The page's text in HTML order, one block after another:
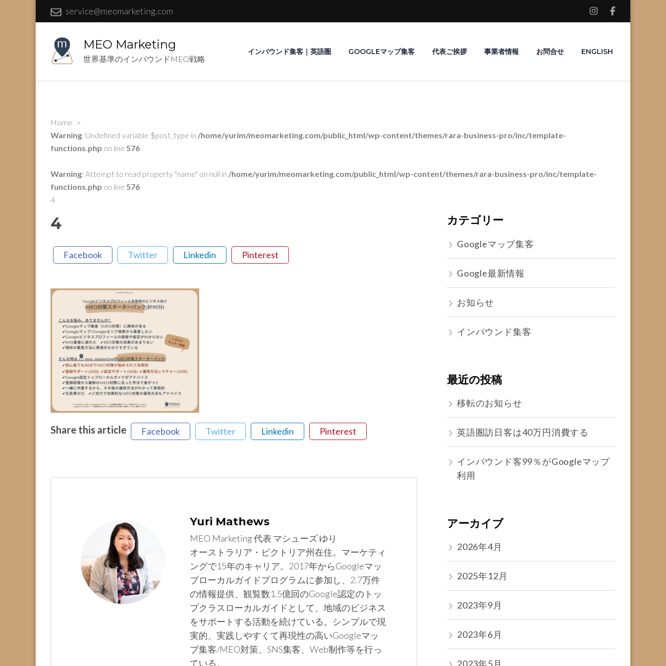
service@meomarketing.com
MEO Marketing
世界基準のインバウンドMEO戦略
インバウンド集客｜英語圏 GOOGLEマップ集客 代表ご挨拶 事業者情報 お問合せ ENGLISH
Home >
Warning: Undefined variable $post_type in /home/yurim/meomarketing.com/public_html/wp-content/themes/rara-business-pro/inc/template-
functions.php on line 576
Warning: Attempt to read property "name" on null in /home/yurim/meomarketing.com/public_html/wp-content/themes/rara-business-pro/inc/template-
functions.php on line 576
4
4
Facebook Twitter Linkedin Pinterest
Share this article Facebook Twitter Linkedin Pinterest
Yuri Mathews
MEO Marketing 代表 マシューズ ゆり
オーストラリア・ビクトリア州在住。マーケティ
ングで15年のキャリア。2017年からGoogleマッ
プローカルガイドプログラムに参加し、2.7万件
の情報提供、観覧数1.5億回のGoogle認定のトッ
プクラスローカルガイドとして、地域のビジネス
をサポートする活動を続けている。シンプルで現
実的、実践しやすくて再現性の高いGoogleマッ
プ集客/MEO対策、SNS集客、Web制作等を行っ
ている。
カテゴリー
Googleマップ集客
Google最新情報
お知らせ
インバウンド集客
最近の投稿
移転のお知らせ
英語圏訪日客は40万円消費する
インバウンド客99％がGoogleマップ
利用
アーカイブ
2026年4月
2025年12月
2023年9月
2023年6月
2023年5月